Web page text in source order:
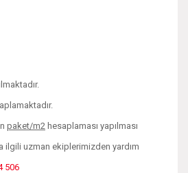
paket/m2 hesaplaması yapılması
ilgili uzman ekiplerimizden yardım
506